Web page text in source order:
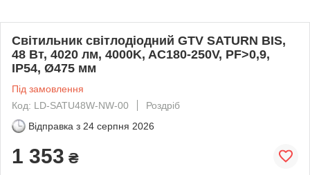
Світильник світлодіодний GTV SATURN BIS,
48 Вт, 4020 лм, 4000K, AC180-250V, PF>0,9,
IP54, Ø475 мм
Під замовлення
Код: LD-SATU48W-NW-00
Роздріб
Відправка з 24 серпня 2026
1 353 ₴